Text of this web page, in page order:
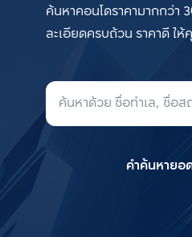
ค้นหาคอนโดราคามากกว่า
ละเอียดครบถ้วน ราคาดี ใ
คำค้นหาย
เพิ่มยูนิตเปรี